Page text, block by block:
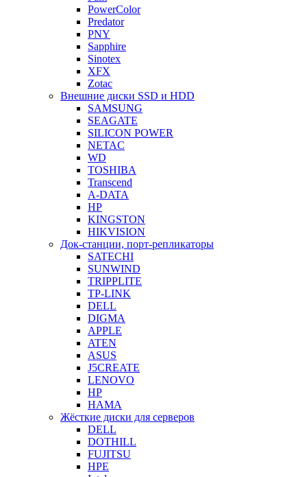
PowerColor
Predator
PNY
Sapphire
Sinotex
XFX
Zotac
Внешние диски SSD и HDD
SAMSUNG
SEAGATE
SILICON POWER
NETAC
WD
TOSHIBA
Transcend
A-DATA
HP
KINGSTON
HIKVISION
Док-станции, порт-репликаторы
SATECHI
SUNWIND
TRIPPLITE
TP-LINK
DELL
DIGMA
APPLE
ATEN
ASUS
J5CREATE
LENOVO
HP
HAMA
Жёсткие диски для серверов
DELL
DOTHILL
FUJITSU
HPE